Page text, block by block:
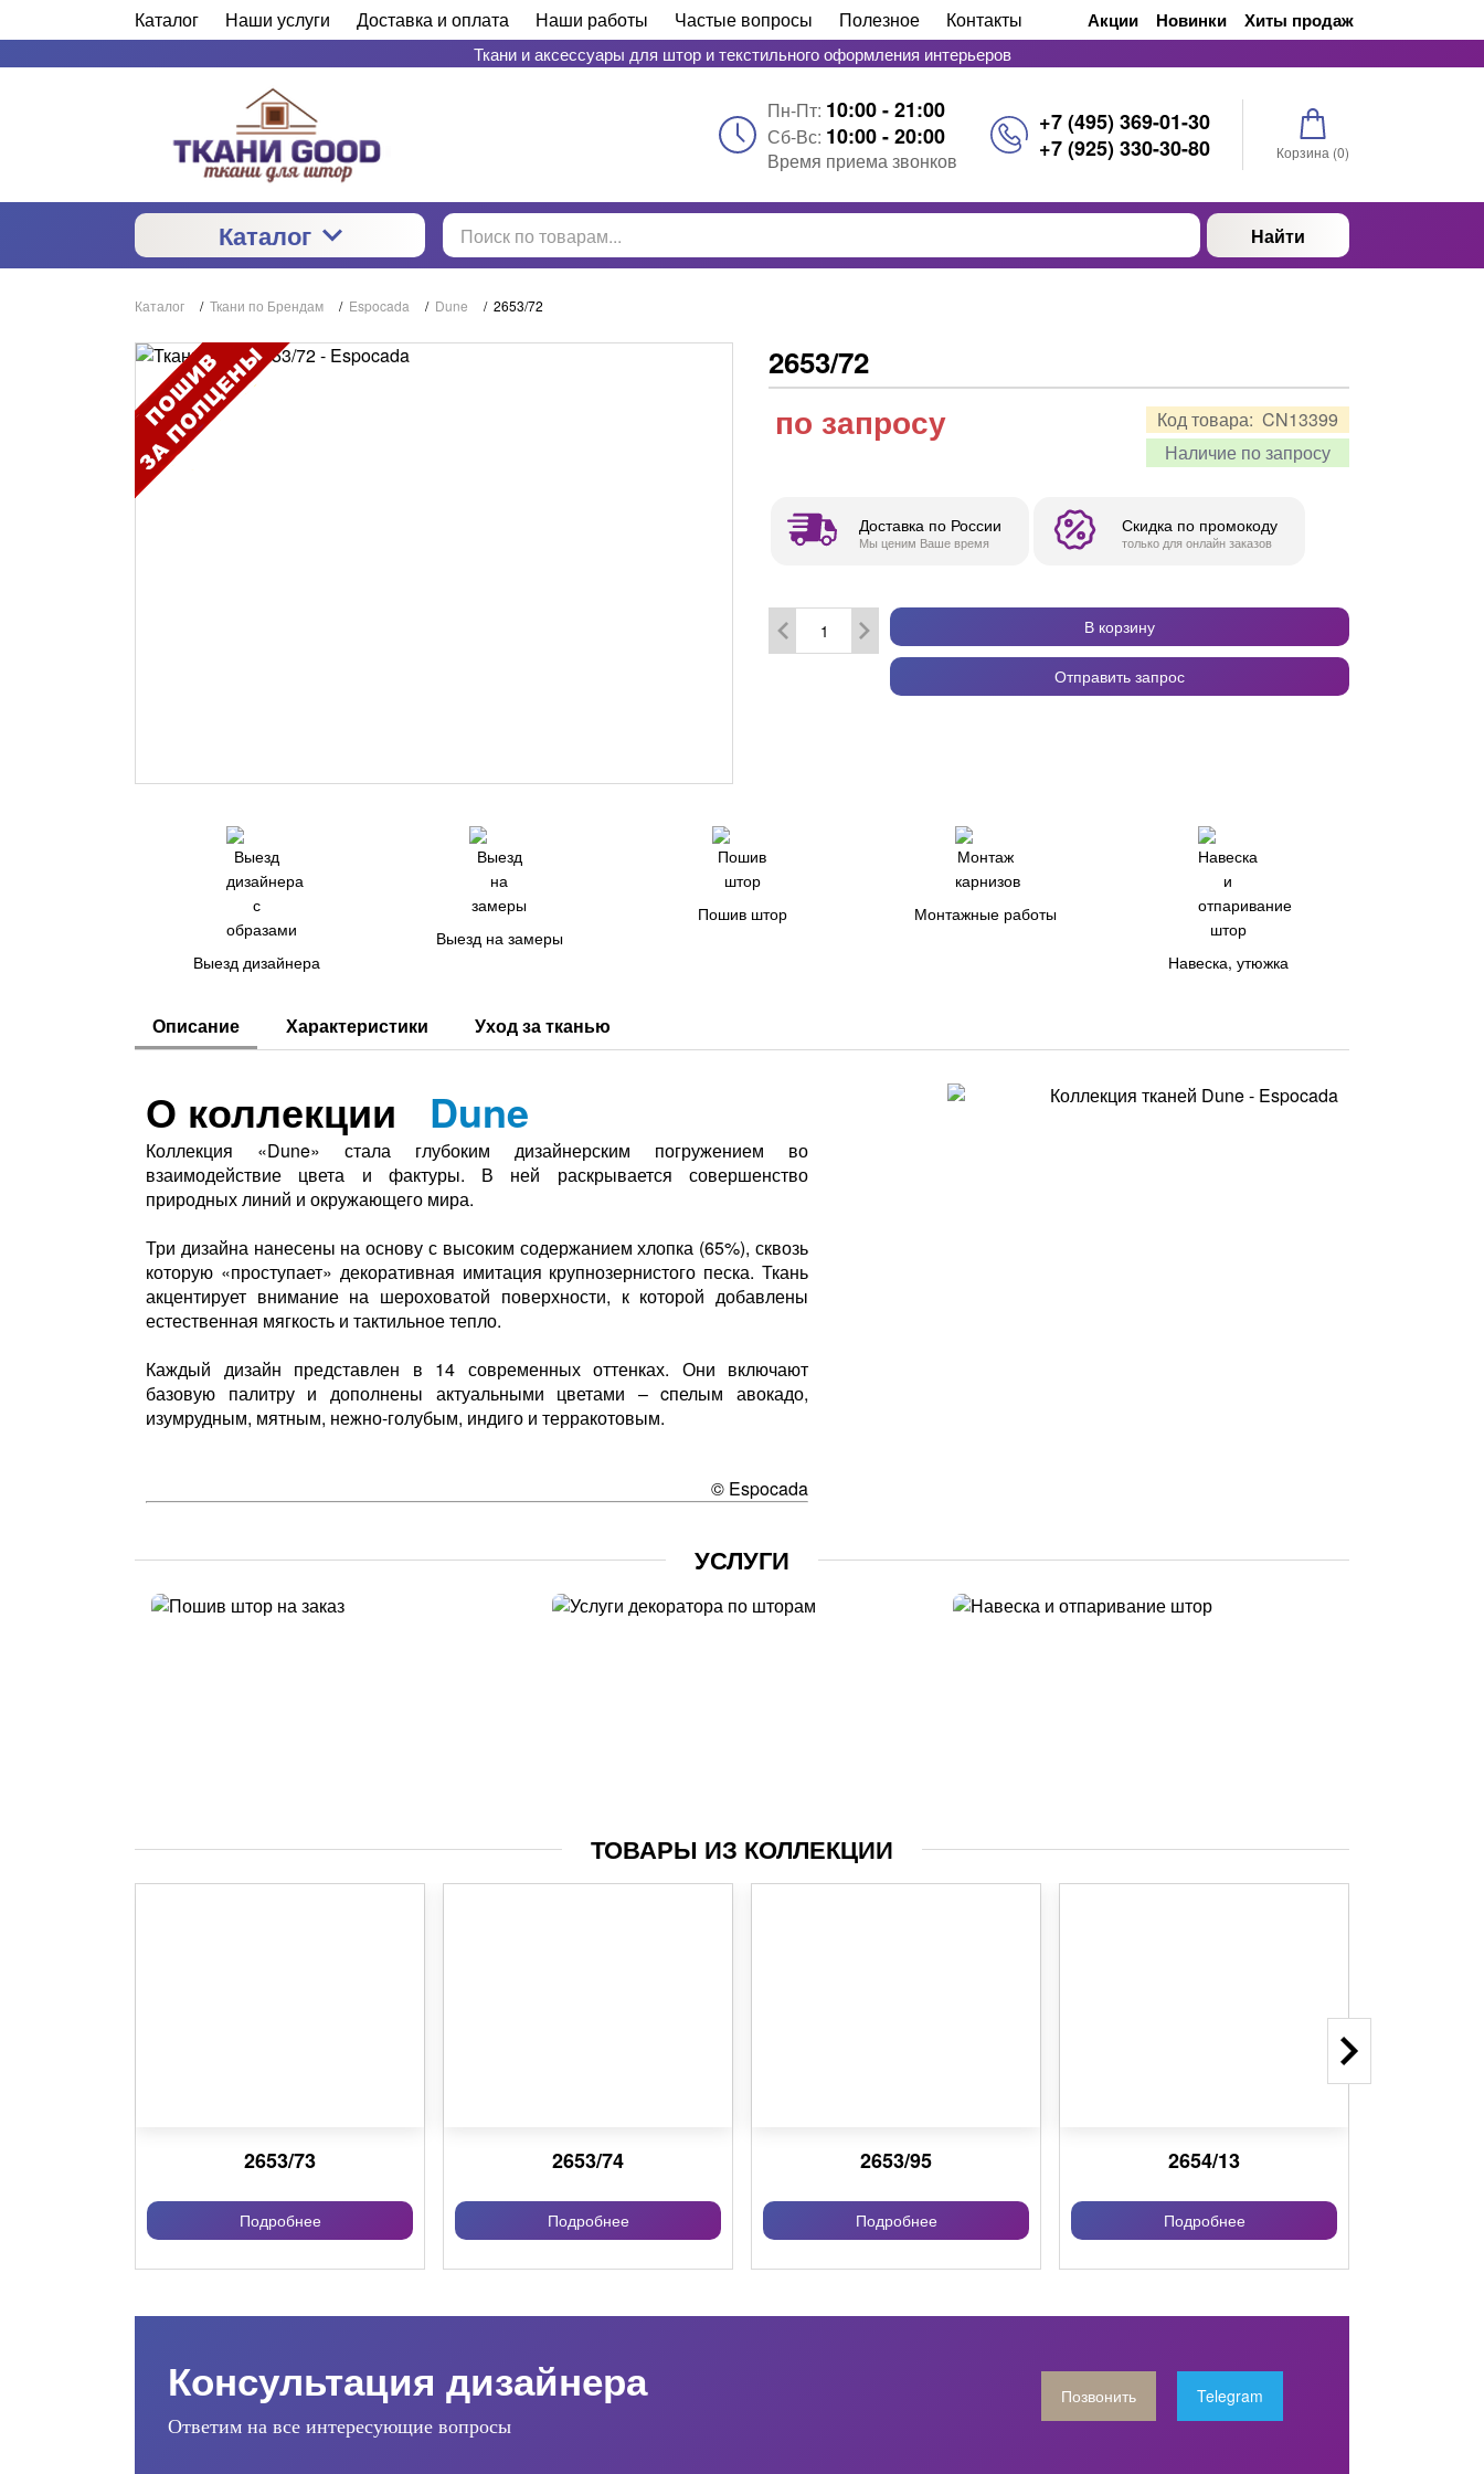
Каталог Наши услуги Доставка и оплата Наши работы Частые вопросы Полезное Контакты Акции Новинки Хиты продаж
Ткани и аксессуары для штор и текстильного оформления интерьеров
Пн-Пт: 10:00 - 21:00
Сб-Вс: 10:00 - 20:00
Время приема звонков
+7 (495) 369-01-30
+7 (925) 330-30-80
Корзина (0)
Каталог Найти
Каталог / Ткани по Брендам / Espocada / Dune / 2653/72
2653/72
Код товара: CN13399
Наличие по запросу
по запросу
Доставка по России
Мы ценим Ваше время
Скидка по промокоду
только для онлайн заказов
В корзину
Отправить запрос
Выезд дизайнера
Выезд на замеры
Пошив штор Монтажные работы
Навеска, утюжка
Описание Характеристики Уход за тканью
О коллекции Dune
Коллекция «Dune» стала глубоким дизайнерским погружением во
взаимодействие цвета и фактуры. В ней раскрывается совершенство
природных линий и окружающего мира.
Три дизайна нанесены на основу с высоким содержанием хлопка (65%), сквозь
которую «проступает» декоративная имитация крупнозернистого песка. Ткань
акцентирует внимание на шероховатой поверхности, к которой добавлены
естественная мягкость и тактильное тепло.
Каждый дизайн представлен в 14 современных оттенках. Они включают
базовую палитру и дополнены актуальными цветами – cпелым авокадо,
изумрудным, мятным, нежно-голубым, индиго и терракотовым.
© Espocada
УСЛУГИ
ТОВАРЫ ИЗ КОЛЛЕКЦИИ
2653/73
Подробнее
2653/74
Подробнее
2653/95
Подробнее
2654/13
Подробнее
Консультация дизайнера
Ответим на все интересующие вопросы
Позвонить Telegram